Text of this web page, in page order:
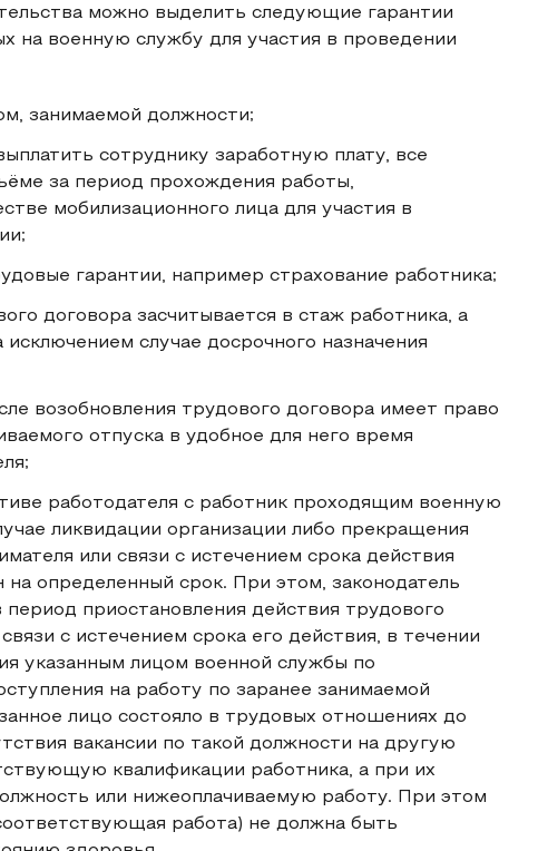
можно выделить следующие гарантии
на военную службу для участия в проведении
занимаемой должности;
сотруднику заработную плату, все
за период прохождения работы,
мобилизационного лица для участия в
гарантии, например страхование работника;
договора засчитывается в стаж работника, а
случае досрочного назначения
возобновления трудового договора имеет право
отпуска в удобное для него время
работодателя с работник проходящим военную
ликвидации организации либо прекращения
или связи с истечением срока действия
на определенный срок. При этом, законодатель
приостановления действия трудового
с истечением срока его действия, в течении
указанным лицом военной службы по
на работу по заранее занимаемой
лицо состояло в трудовых отношениях до
вакансии по такой должности на другую
квалификации работника, а при их
или нижеоплачиваемую работу. При этом
работа) не должна быть